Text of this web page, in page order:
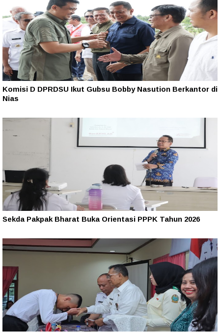
Komisi D DPRDSU Ikut Gubsu Bobby Nasution Berkantor di
Nias
Sekda Pakpak Bharat Buka Orientasi PPPK Tahun 2026